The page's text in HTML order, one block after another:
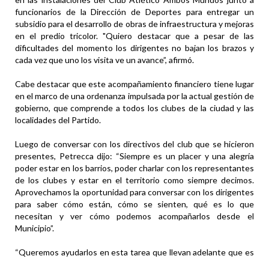
funcionarios de la Dirección de Deportes para entregar un
subsidio para el desarrollo de obras de infraestructura y mejoras
en el predio tricolor. "Quiero destacar que a pesar de las
dificultades del momento los dirigentes no bajan los brazos y
cada vez que uno los visita ve un avance”, afirmó.
Cabe destacar que este acompañamiento financiero tiene lugar
en el marco de una ordenanza impulsada por la actual gestión de
gobierno, que comprende a todos los clubes de la ciudad y las
localidades del Partido.
Luego de conversar con los directivos del club que se hicieron
presentes, Petrecca dijo: “Siempre es un placer y una alegría
poder estar en los barrios, poder charlar con los representantes
de los clubes y estar en el territorio como siempre decimos.
Aprovechamos la oportunidad para conversar con los dirigentes
para saber cómo están, cómo se sienten, qué es lo que
necesitan y ver cómo podemos acompañarlos desde el
Municipio”.
“Queremos ayudarlos en esta tarea que llevan adelante que es